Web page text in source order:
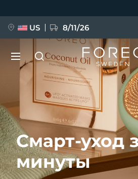
Смарт-уход
минуты
US 8/11/26
НОВИНКА
FAQ™ Pure Beauty-Tech
BREAKING NEWS
Язык
English Deutsch
Français
Italiano
Polski
Svenska